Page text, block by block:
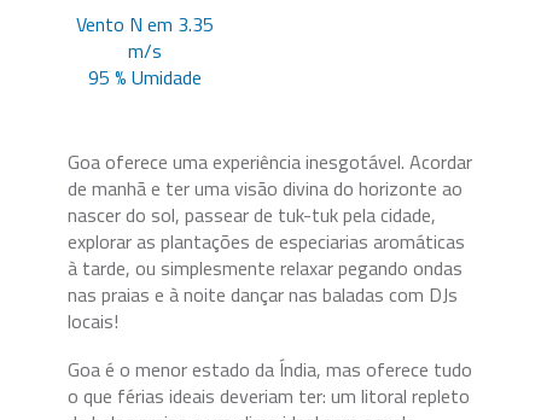
Vento N em 3.35
m/s
95 % Umidade
Goa oferece uma experiência inesgotável. Acordar
de manhã e ter uma visão divina do horizonte ao
nascer do sol, passear de tuk-tuk pela cidade,
explorar as plantações de especiarias aromáticas
à tarde, ou simplesmente relaxar pegando ondas
nas praias e à noite dançar nas baladas com DJs
locais!
Goa é o menor estado da Índia, mas oferece tudo
o que férias ideais deveriam ter: um litoral repleto